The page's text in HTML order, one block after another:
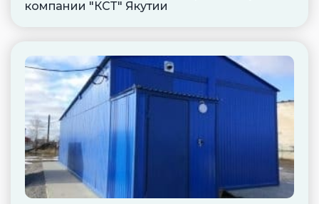
компании "КСТ" Якутии